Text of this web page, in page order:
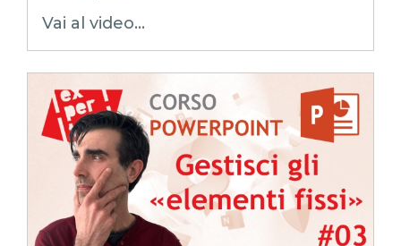
pptx
modelli di presentazione
presentazione personalizzata
modello di presentazione personalizzata
layout powerpoint
schema diapositiva
corso powerpoint
pillole powerpoint
power point trucchi
power point segreti
segnaposto di power point
powerpoint tutorial
POWERPOINToltreognilimite
Vai al video...